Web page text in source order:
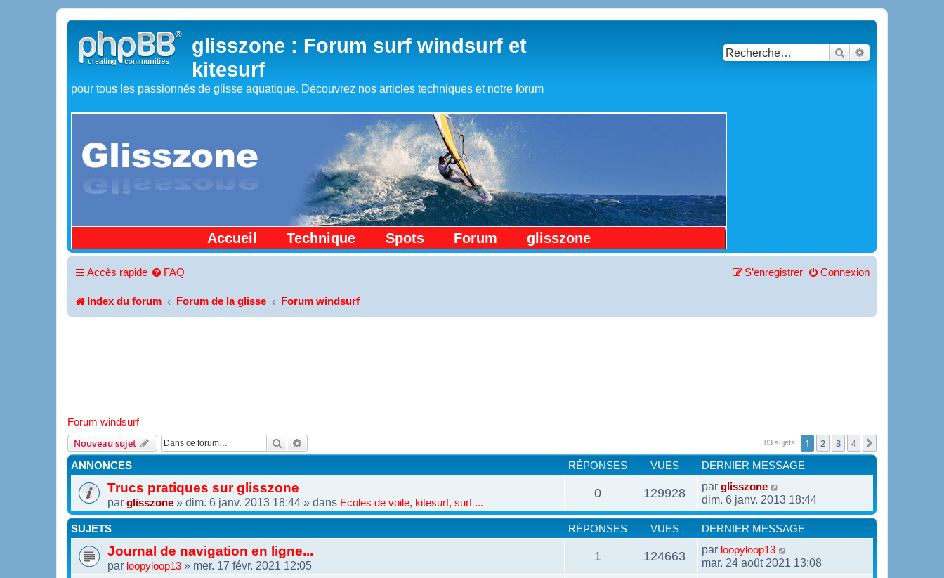
glisszone : Forum surf windsurf et
kitesurf
pour tous les passionnés de glisse aquatique. Découvrez nos articles techniques et notre forum
Accueil Technique Spots Forum glisszone
Rechercher
Accès rapide FAQ Connexion
S’enregistrer
Index du forum Forum de la glisse Forum windsurf
Forum windsurf
Nouveau sujet Rechercher 83 sujets 1 2 3 4
ANNONCES RÉPONSES VUES DERNIER MESSAGE
Trucs pratiques sur glisszone
par glisszone » dim. 6 janv. 2013 18:44 » dans Ecoles de voile, kitesurf, surf ...
0 129928 par glisszone
dim. 6 janv. 2013 18:44
SUJETS RÉPONSES VUES DERNIER MESSAGE
Journal de navigation en ligne...
par loopyloop13 » mer. 17 févr. 2021 12:05
1 124663 par loopyloop13
mar. 24 août 2021 13:08